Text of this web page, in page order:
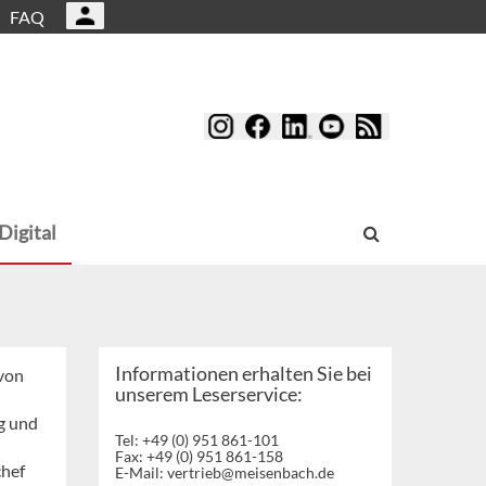
FAQ
und
Informationen erhalten Sie bei
unserem Leserservice:
Tel: +49 (0) 951 861-101
Fax: +49 (0) 951 861-158
E-Mail: vertrieb@meisenbach.de